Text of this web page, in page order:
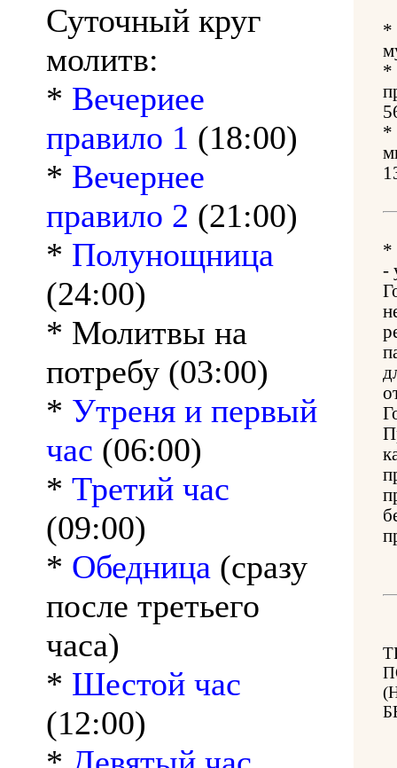
Суточный круг
молитв:
* Вечериее
правило 1 (18:00)
* Вечернее
правило 2 (21:00)
* Полунощница
(24:00)
* Молитвы на
потребу (03:00)
* Утреня и первый
час (06:00)
* Третий час
(09:00)
* Обедница (сразу
после третьего
часа)
* Шестой час
(12:00)
*
*
*
*
-